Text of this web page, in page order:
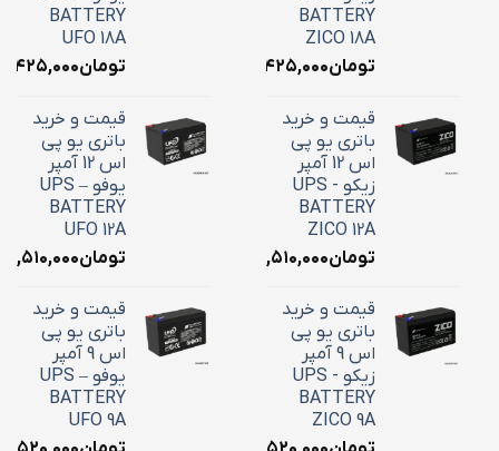
BATTERY
ZICO 18A
تومان۷,۴۲۵,۰۰۰
قیمت و خرید
باتری یو پی
اس 12 آمپر
زیکو - UPS
BATTERY
ZICO 12A
تومان۴,۵۱۰,۰۰۰
قیمت و خرید
باتری یو پی
اس 9 آمپر
زیکو - UPS
BATTERY
ZICO 9A
BATTERY
UFO 18A
تومان
قیمت و خرید
باتری یو پی
اس 12 آمپر
یوفو – UPS
BATTERY
UFO 12A
تومان۴,۵۱۰,۰۰۰
قیمت و خرید
باتری یو پی
اس 9 آمپر
یوفو – UPS
BATTERY
UFO 9A